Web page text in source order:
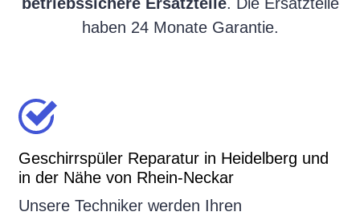
haben 24 Monate Garantie.
Geschirrspüler Reparatur in Heidelberg und
in der Nähe von Rhein-Neckar
Unsere Techniker werden Ihren